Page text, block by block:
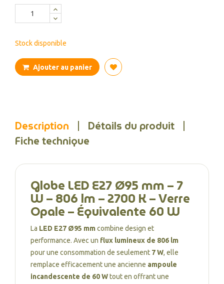
Stock disponible
Ajouter au panier
Description
Détails du produit
Fiche technique
Globe LED E27 Ø95 mm – 7
W – 806 lm – 2700 K – Verre
Opale – Équivalente 60 W
La LED E27 Ø95 mmcombine design et
performance. Avec un flux lumineux de 806 lm
pour une consommation de seulement 7 W, elle
remplace efficacement une ancienne ampoule
incandescente de 60 Wtout en offrant une